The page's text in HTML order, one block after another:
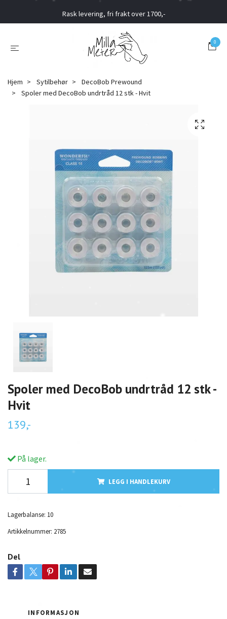
Rask levering, fri frakt over 1700,-
0
Hjem Sytilbehør
DecoBob Prewound
Spoler med DecoBob undrtråd 12 stk - Hvit
Spoler med DecoBob undrtråd 12 stk -
Hvit
139,-
På lager.
LEGG I HANDLEKURV
Lagerbalanse: 10
Artikkelnummer: 2785
Del
INFORMASJON